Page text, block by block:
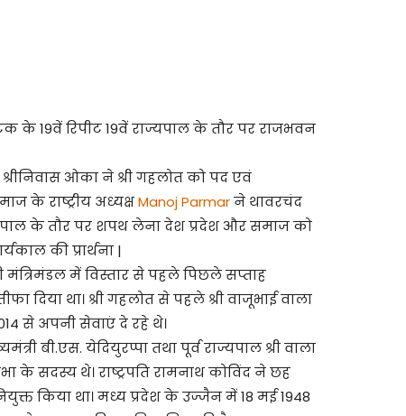
के 19वें रिपीट 19वें राज्यपाल के तौर पर राजभवन
ओका ने श्री गहलोत को पद एवं
के राष्ट्रीय अध्यक्षManoj Parmarने थावरचंद
के तौर पर शपथ लेना देश प्रदेश और समाज को
की प्रार्थना |
में विस्तार से पहले पिछले सप्ताह
दिया था। श्री गहलोत से पहले श्री वाजूभाई वाला
से अपनी सेवाएं दे रहे थे।
बी.एस. येदियुरप्पा तथा पूर्व राज्यपाल श्री वाला
के सदस्य थे। राष्ट्रपति रामनाथ कोविंद ने छह
किया था। मध्य प्रदेश के उज्जैन में 18 मई 1948